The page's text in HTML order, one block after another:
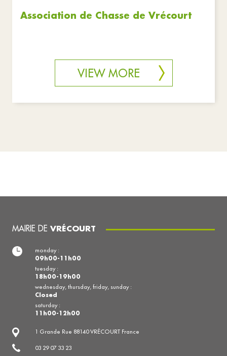
Association de Chasse de Vrécourt
VIEW MORE
MAIRIE DE VRÉCOURT
1 Grande Rue 88140 VRÉCOURT France
03 29 07 33 23
monday :
09h00-11h00
tuesday :
18h00-19h00
wednesday, thursday, friday, sunday :
Closed
saturday :
11h00-12h00